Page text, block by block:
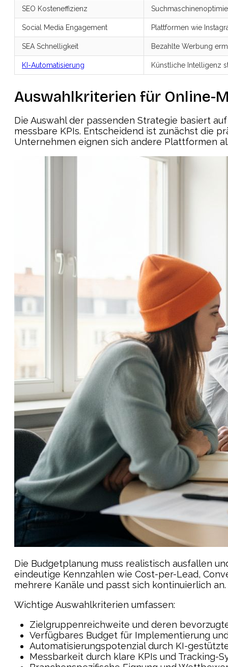
SEO Kosteneffizienz
Social Media Engagement Plattformen wie
SEA Schnelligkeit Bezahlte Werbung
KI-Automatisierung Künstliche Intelligenz
Auswahlkriterien für Online-
Die Auswahl der passenden Strategie basiert
messbare KPIs. Entscheidend ist zunächst die
Unternehmen eignen sich andere Plattformen
Die Budgetplanung muss realistisch ausfallen
eindeutige Kennzahlen wie Cost-per-Lead,
mehrere Kanäle und passt sich kontinuierlich an.
Wichtige Auswahlkriterien umfassen:
Zielgruppenreichweite und deren
Verfügbares Budget für Implementierung
Automatisierungspotenzial durch KI-
Messbarkeit durch klare KPIs und Tracking-